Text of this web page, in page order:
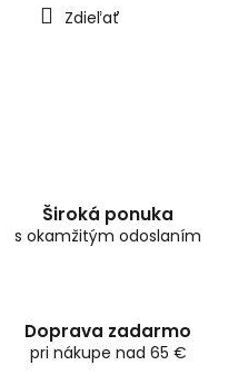
Zdieľať
Široká ponuka
s okamžitým odoslaním
Doprava zadarmo
pri nákupe nad 65 €